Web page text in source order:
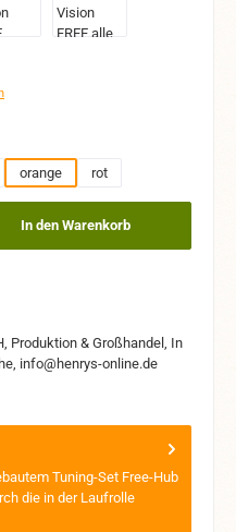
orange rot
In den Warenkorb
Produktion & Großhandel, In
info@henrys-online.de
Tuning-Set Free-Hub
die in der Laufrolle